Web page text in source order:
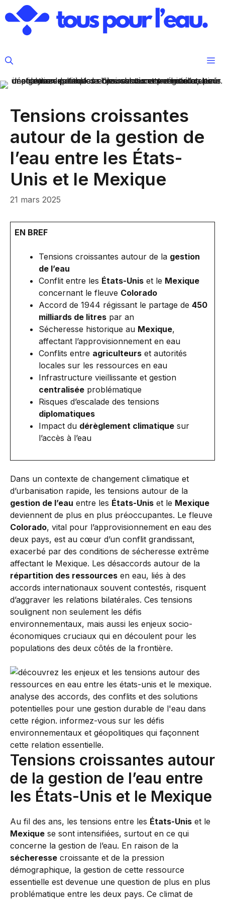
au
contenu
Tensions croissantes
autour de la gestion de
l’eau entre les États-
Unis et le Mexique
21 mars 2025
EN BREF
Tensions croissantes autour de la gestion
de l’eau
Conflit entre les États-Unis et le Mexique
concernant le fleuve Colorado
Accord de 1944 régissant le partage de 450
milliards de litres par an
Sécheresse historique au Mexique,
affectant l’approvisionnement en eau
Conflits entre agriculteurs et autorités
locales sur les ressources en eau
Infrastructure vieillissante et gestion
centralisée problématique
Risques d’escalade des tensions
diplomatiques
Impact du dérèglement climatique sur
l’accès à l’eau
Dans un contexte de changement climatique et
d’urbanisation rapide, les tensions autour de la
gestion de l’eau entre les États-Unis et le Mexique
deviennent de plus en plus préoccupantes. Le fleuve
Colorado, vital pour l’approvisionnement en eau des
deux pays, est au cœur d’un conflit grandissant,
exacerbé par des conditions de sécheresse extrême
affectant le Mexique. Les désaccords autour de la
répartition des ressources en eau, liés à des
accords internationaux souvent contestés, risquent
d’aggraver les relations bilatérales. Ces tensions
soulignent non seulement les défis
environnementaux, mais aussi les enjeux socio-
économiques cruciaux qui en découlent pour les
populations des deux côtés de la frontière.
Tensions croissantes autour
de la gestion de l’eau entre
les États-Unis et le Mexique
Au fil des ans, les tensions entre les États-Unis et le
Mexique se sont intensifiées, surtout en ce qui
concerne la gestion de l’eau. En raison de la
sécheresse croissante et de la pression
démographique, la gestion de cette ressource
essentielle est devenue une question de plus en plus
problématique entre les deux pays. Ce climat de